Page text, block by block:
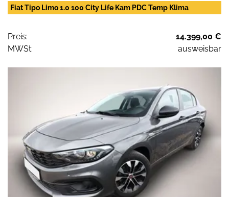
Fiat Tipo Limo 1.0 100 City Life Kam PDC Temp Klima
Preis:
14.399,00 €
MWSt:
ausweisbar